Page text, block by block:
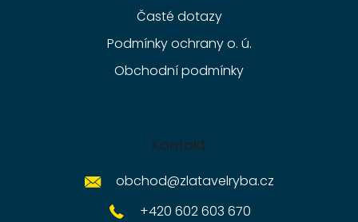
Časté dotazy
Podmínky ochrany o. ú.
Obchodní podmínky
Kontakt
obchod@zlatavelryba.cz
+420 602 603 670